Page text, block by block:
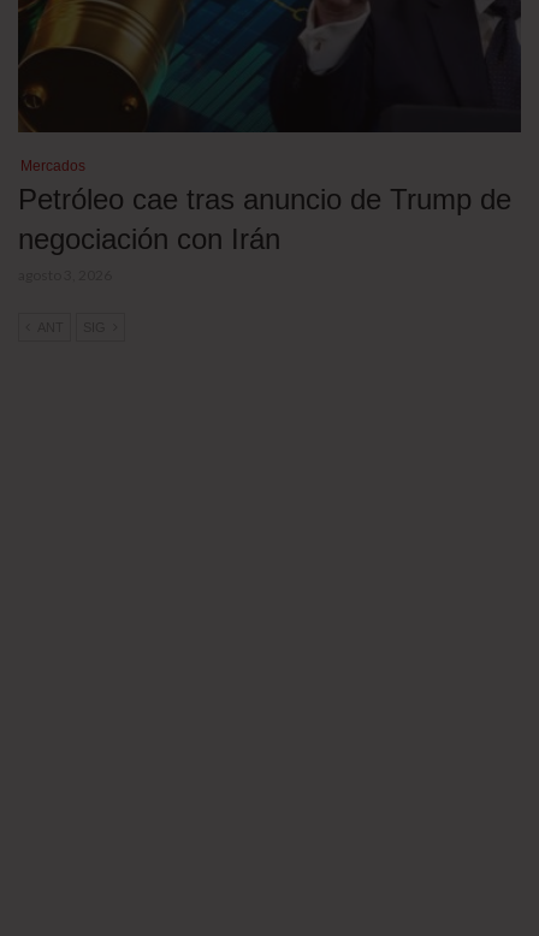
Mercados
Petróleo cae tras anuncio de Trump de
negociación con Irán